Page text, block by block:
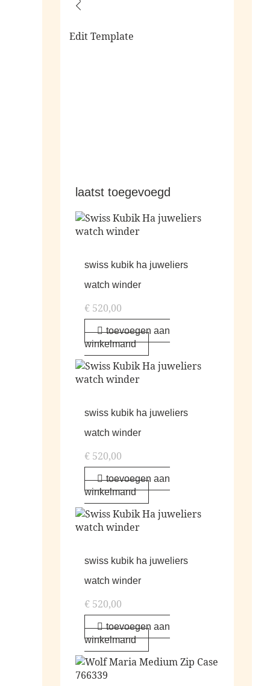
Edit Template
laatst toegevoegd
swiss kubik ha juweliers
watch winder
€ 520,00
toevoegen aan
winkelmand
swiss kubik ha juweliers
watch winder
€ 520,00
toevoegen aan
winkelmand
swiss kubik ha juweliers
watch winder
€ 520,00
toevoegen aan
winkelmand